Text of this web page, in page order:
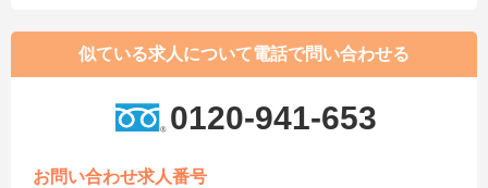
似ている求人について電話で問い合わせる
0120-941-653
お問い合わせ求人番号